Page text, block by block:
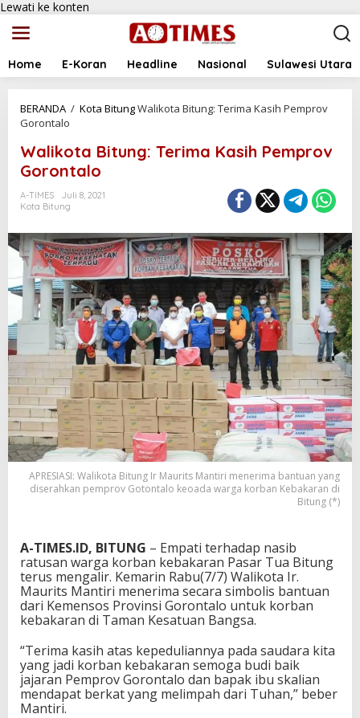
Lewati ke konten
Home E-Koran Headline Nasional Sulawesi Utara
BERANDA / Kota BitungWalikota Bitung: Terima Kasih Pemprov
Gorontalo
Walikota Bitung: Terima Kasih Pemprov
Gorontalo
A-TIMES
Juli 8, 2021
Kota Bitung
APRESIASI: Walikota Bitung Ir Maurits Mantiri menerima bantuan yang
diserahkan pemprov Gotontalo keoada warga korban Kebakaran di
Bitung (*)
A-TIMES.ID, BITUNG – Empati terhadap nasib
ratusan warga korban kebakaran Pasar Tua Bitung
terus mengalir. Kemarin Rabu(7/7) Walikota Ir.
Maurits Mantiri menerima secara simbolis bantuan
dari Kemensos Provinsi Gorontalo untuk korban
kebakaran di Taman Kesatuan Bangsa.
“Terima kasih atas kepeduliannya pada saudara kita
yang jadi korban kebakaran semoga budi baik
jajaran Pemprov Gorontalo dan bapak ibu skalian
mendapat berkat yang melimpah dari Tuhan,” beber
Mantiri.